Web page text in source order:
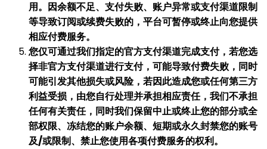
用。因余额不足、支付失败、账户异常或支付渠道限制
等导致订阅或续费失败的，平台可暂停或终止向您提供
相应付费服务。
您仅可通过我们指定的官方支付渠道完成支付，若您选
择非官方支付渠道进行支付，可能导致付费失败，同时
可能引发其他损失或风险，若因此造成您或任何第三方
利益受损，由您自行处理并承担相应责任，我们不承担
任何有关责任，同时我们保留中止或终止您的部分或全
部权限、冻结您的账户余额、短期或永久封禁您的账号
及/或限制、禁止您使用各项付费服务的权利。